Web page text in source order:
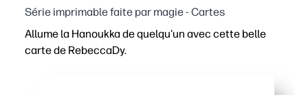
Série imprimable faite par magie - Cartes
Allume la Hanoukka de quelqu'un avec cette belle
carte de RebeccaDy.